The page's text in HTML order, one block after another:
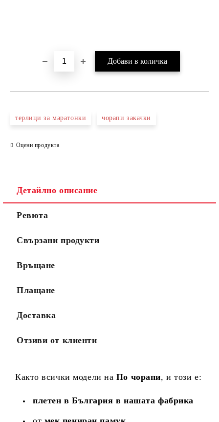
терлици за маратонки чорапи закачки
Оцени продукта
Детайлно описание
Ревюта
Свързани продукти
Връщане
Плащане
Доставка
Отзиви от клиенти
Както всички модели на По чорапи, и този е:
плетен в България в нашата фабрика